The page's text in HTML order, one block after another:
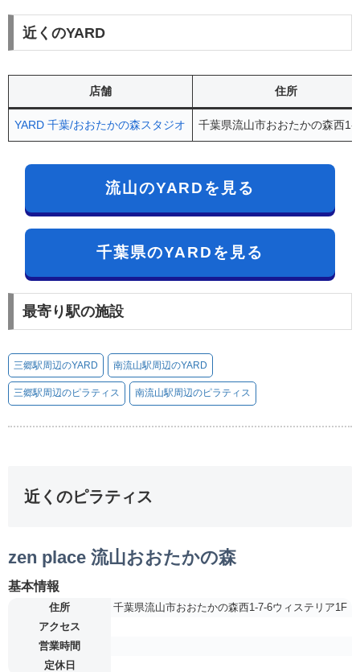
近くのYARD
店舗 住所
YARD 千葉/おおたかの森スタジオ 千葉県流山市おおたかの森西1-
流山のYARDを見る
千葉県のYARDを見る
最寄り駅の施設
三郷駅周辺のYARD 南流山駅周辺のYARD
三郷駅周辺のピラティス 南流山駅周辺のピラティス
近くのピラティス
zen place 流山おおたかの森
基本情報
住所
千葉県流山市おおたかの森西1-7-6ウィステリア1F
アクセス
営業時間
定休日